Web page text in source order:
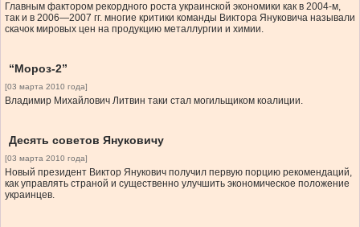
Главным фактором рекордного роста украинской экономики как в 2004-м,
так и в 2006—2007 гг. многие критики команды Виктора Януковича называли
скачок мировых цен на продукцию металлургии и химии.
“Мороз-2”
[03 марта 2010 года]
Владимир Михайлович Литвин таки стал могильщиком коалиции.
Десять советов Януковичу
[03 марта 2010 года]
Новый президент Виктор Янукович получил первую порцию рекомендаций,
как управлять страной и существенно улучшить экономическое положение
украинцев.